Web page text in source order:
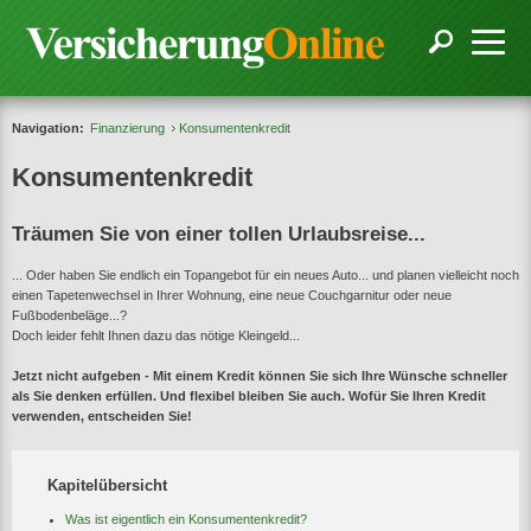
Navigation: Finanzierung Konsumentenkredit
Konsumentenkredit
Träumen Sie von einer tollen Urlaubsreise...
... Oder haben Sie endlich ein Topangebot für ein neues Auto... und planen vielleicht noch
einen Tapetenwechsel in Ihrer Wohnung, eine neue Couchgarnitur oder neue
Fußbodenbeläge...?
Doch leider fehlt Ihnen dazu das nötige Kleingeld...
Jetzt nicht aufgeben - Mit einem Kredit können Sie sich Ihre Wünsche schneller
als Sie denken erfüllen. Und flexibel bleiben Sie auch. Wofür Sie Ihren Kredit
verwenden, entscheiden Sie!
Kapitelübersicht
Was ist eigentlich ein Konsumentenkredit?